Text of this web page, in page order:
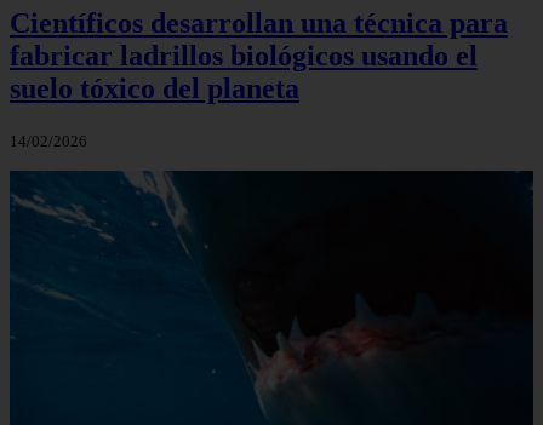
Científicos desarrollan una técnica para
fabricar ladrillos biológicos usando el
suelo tóxico del planeta
14/02/2026